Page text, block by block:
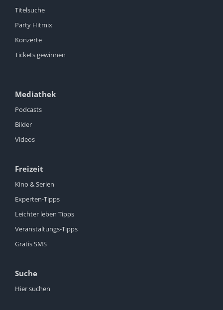
Titelsuche
Party Hitmix
Konzerte
Tickets gewinnen
Mediathek
Podcasts
Bilder
Videos
Freizeit
Kino & Serien
Experten-Tipps
Leichter leben Tipps
Veranstaltungs-Tipps
Gratis SMS
Suche
Hier suchen